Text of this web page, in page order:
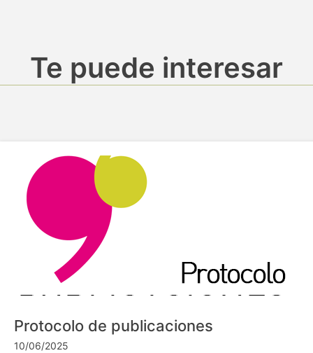
Te puede interesar
Protocolo de publicaciones
10/06/2025